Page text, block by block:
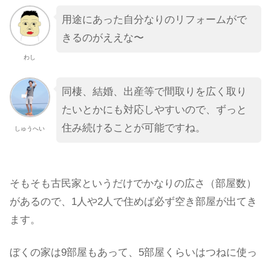
わし
用途にあった自分なりのリフォームがで
きるのがええな〜
しゅうへい
同棲、結婚、出産等で間取りを広く取り
たいとかにも対応しやすいので、ずっと
住み続けることが可能ですね。
そもそも古民家というだけでかなりの広さ（部屋数）
があるので、1人や2人で住めば必ず空き部屋が出てき
ます。
ぼくの家は9部屋もあって、5部屋くらいはつねに使っ